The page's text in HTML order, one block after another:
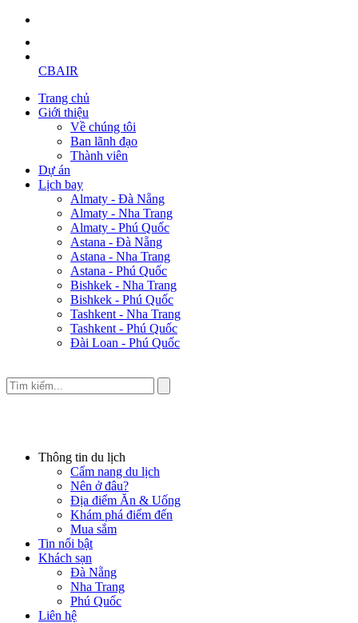
CBAIR
Trang chủ
Giới thiệu
Về chúng tôi
Ban lãnh đạo
Thành viên
Dự án
Lịch bay
Almaty - Đà Nẵng
Almaty - Nha Trang
Almaty - Phú Quốc
Astana - Đà Nẵng
Astana - Nha Trang
Astana - Phú Quốc
Bishkek - Nha Trang
Bishkek - Phú Quốc
Tashkent - Nha Trang
Tashkent - Phú Quốc
Đài Loan - Phú Quốc
Thông tin du lịch
Cẩm nang du lịch
Nên ở đâu?
Địa điểm Ăn & Uống
Khám phá điểm đến
Mua sắm
Tin nổi bật
Khách sạn
Đà Nẵng
Nha Trang
Phú Quốc
Liên hệ